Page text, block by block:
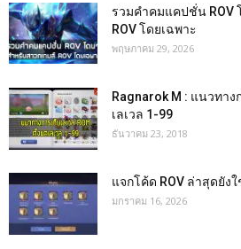
รวมคำคมแคปชั่น ROV
ROV โดยเฉพาะ
พฤษภาคม 29, 2026
Ragnarok M : แนวทาง
เลเวล 1-99
ธันวาคม 23, 2018
แจกโค้ด ROV ล่าสุดยัง
มกราคม 16, 2026